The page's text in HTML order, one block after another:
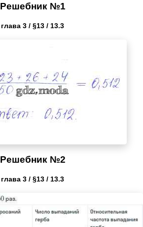
Решебник №1
глава 3 / §13 / 13.3
Решебник №2
глава 3 / §13 / 13.3